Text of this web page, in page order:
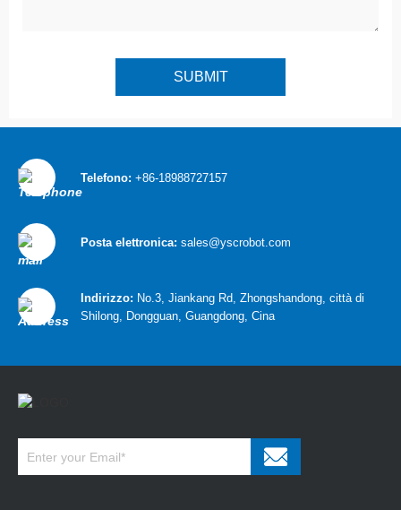
Telefono: +86-18988727157
Posta elettronica: sales@yscrobot.com
Indirizzo: No.3, Jiankang Rd, Zhongshandong, città di
Shilong, Dongguan, Guangdong, Cina